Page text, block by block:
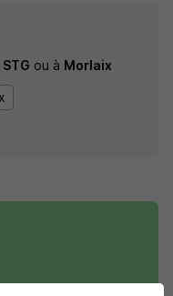
STG ou à Morlaix